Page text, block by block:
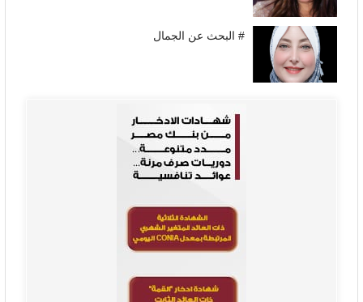
# البحث عن الجمال